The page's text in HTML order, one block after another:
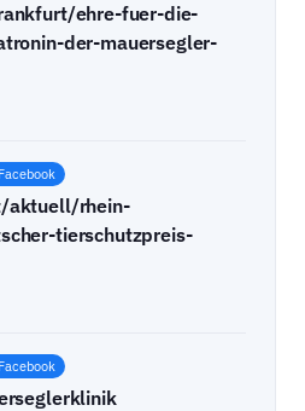
ehre-fuer-die-
der-mauersegler-
Facebook
aktuell/rhein-
tierschutzpreis-
Facebook